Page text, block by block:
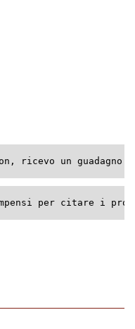
ricevo un guadagno
per citare i